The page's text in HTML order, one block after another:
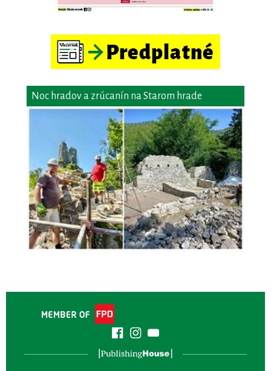
Noc hradov a zrúcanín na Starom hrade